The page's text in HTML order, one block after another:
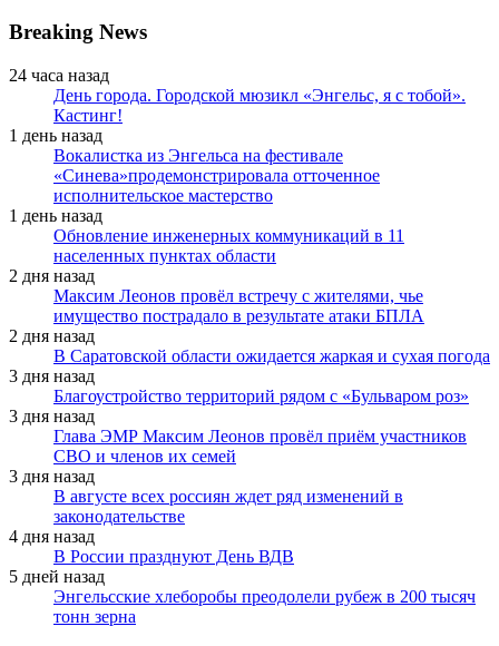
Breaking News
24 часа назад
День города. Городской мюзикл «Энгельс, я с тобой».
Кастинг!
1 день назад
Вокалистка из Энгельса на фестивале
«Синева»продемонстрировала отточенное
исполнительское мастерство
1 день назад
Обновление инженерных коммуникаций в 11
населенных пунктах области
2 дня назад
Максим Леонов провёл встречу с жителями, чье
имущество пострадало в результате атаки БПЛА
2 дня назад
В Саратовской области ожидается жаркая и сухая погода
3 дня назад
Благоустройство территорий рядом с «Бульваром роз»
3 дня назад
Глава ЭМР Максим Леонов провёл приём участников
СВО и членов их семей
3 дня назад
В августе всех россиян ждет ряд изменений в
законодательстве
4 дня назад
В России празднуют День ВДВ
5 дней назад
Энгельсские хлеборобы преодолели рубеж в 200 тысяч
тонн зерна